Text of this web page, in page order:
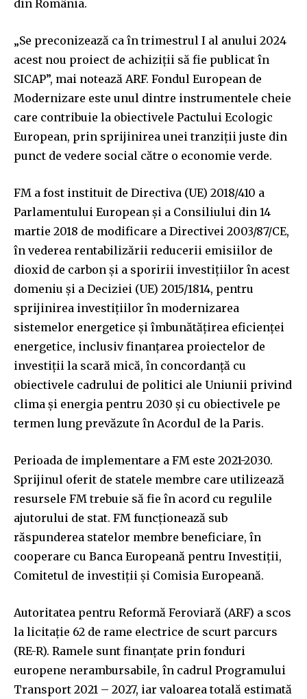
din România.
„Se preconizează ca în trimestrul I al anului 2024
acest nou proiect de achiziţii să fie publicat în
SICAP”, mai notează ARF. Fondul European de
Modernizare este unul dintre instrumentele cheie
care contribuie la obiectivele Pactului Ecologic
European, prin sprijinirea unei tranziţii juste din
punct de vedere social către o economie verde.
FM a fost instituit de Directiva (UE) 2018/410 a
Parlamentului European şi a Consiliului din 14
martie 2018 de modificare a Directivei 2003/87/CE,
în vederea rentabilizării reducerii emisiilor de
dioxid de carbon şi a sporirii investiţiilor în acest
domeniu şi a Deciziei (UE) 2015/1814, pentru
sprijinirea investiţiilor în modernizarea
sistemelor energetice şi îmbunătăţirea eficienţei
energetice, inclusiv finanţarea proiectelor de
investiţii la scară mică, în concordanţă cu
obiectivele cadrului de politici ale Uniunii privind
clima şi energia pentru 2030 şi cu obiectivele pe
termen lung prevăzute în Acordul de la Paris.
Perioada de implementare a FM este 2021-2030.
Sprijinul oferit de statele membre care utilizează
resursele FM trebuie să fie în acord cu regulile
ajutorului de stat. FM funcţionează sub
răspunderea statelor membre beneficiare, în
cooperare cu Banca Europeană pentru Investiţii,
Comitetul de investiţii şi Comisia Europeană.
Autoritatea pentru Reformă Feroviară (ARF) a scos
la licitaţie 62 de rame electrice de scurt parcurs
(RE-R). Ramele sunt finanţate prin fonduri
europene nerambursabile, în cadrul Programului
Transport 2021 – 2027, iar valoarea totală estimată